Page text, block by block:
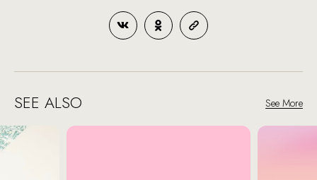
SEE ALSO See More